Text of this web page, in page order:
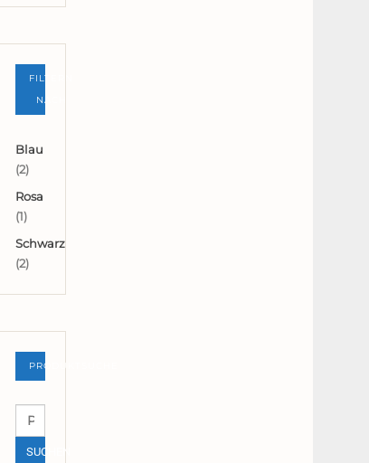
FILTERN
NACH
Blau
(2)
Rosa
(1)
Schwarz
(2)
PRODUKTSUCHE
Suchen
nach:
SUCHEN